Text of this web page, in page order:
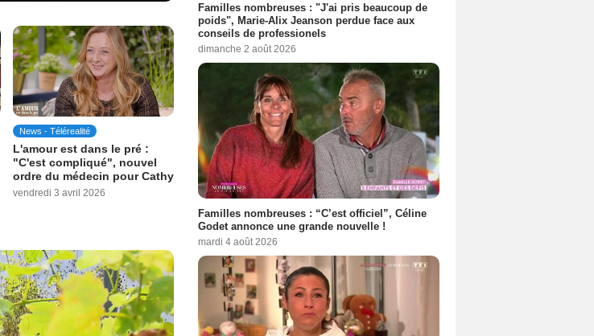
News - Télérealité
L'amour est dans le pré :
"C'est compliqué", nouvel
ordre du médecin pour Cathy
vendredi 3 avril 2026
Familles nombreuses : "J'ai pris beaucoup de
poids", Marie-Alix Jeanson perdue face aux
conseils de professionels
dimanche 2 août 2026
Familles nombreuses : “C’est officiel”, Céline
Godet annonce une grande nouvelle !
mardi 4 août 2026